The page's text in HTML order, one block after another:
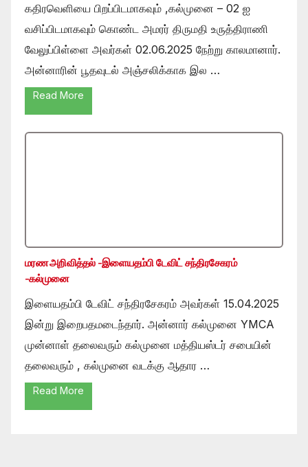
கதிரவெளியை பிறப்பிடமாகவும் ,கல்முனை – 02 ஐ
வசிப்பிடமாகவும் கொண்ட அமரர் திருமதி உருத்திராணி
வேலுப்பிள்ளை அவர்கள் 02.06.2025 நேற்று காலமானார்.
அன்னாரின் பூதவுடல் அஞ்சலிக்காக இல …
Read More
மரண அறிவித்தல் -இளையதம்பி டேவிட் சந்திரசேகரம்
-கல்முனை
இளையதம்பி டேவிட் சந்திரசேகரம் அவர்கள் 15.04.2025
இன்று இறைபதமடைந்தார். அன்னார் கல்முனை YMCA
முன்னாள் தலைவரும் கல்முனை மத்தியஸ்டர் சபையின்
தலைவரும் , கல்முனை வடக்கு ஆதார …
Read More